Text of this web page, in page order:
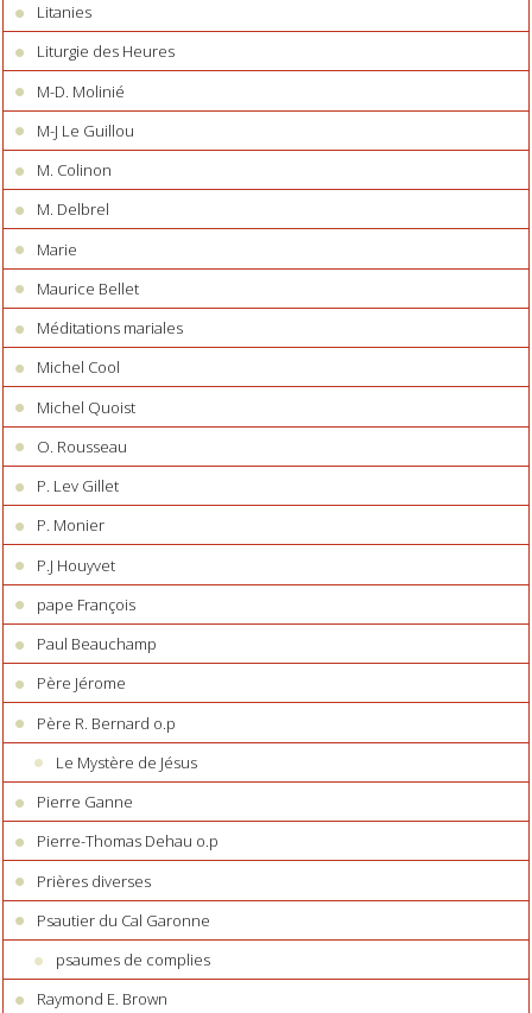
Litanies
Liturgie des Heures
M-D. Molinié
M-J Le Guillou
M. Colinon
M. Delbrel
Marie
Maurice Bellet
Méditations mariales
Michel Cool
Michel Quoist
O. Rousseau
P. Lev Gillet
P. Monier
P.J Houyvet
pape François
Paul Beauchamp
Père Jérome
Père R. Bernard o.p
Le Mystère de Jésus
Pierre Ganne
Pierre-Thomas Dehau o.p
Prières diverses
Psautier du Cal Garonne
psaumes de complies
Raymond E. Brown